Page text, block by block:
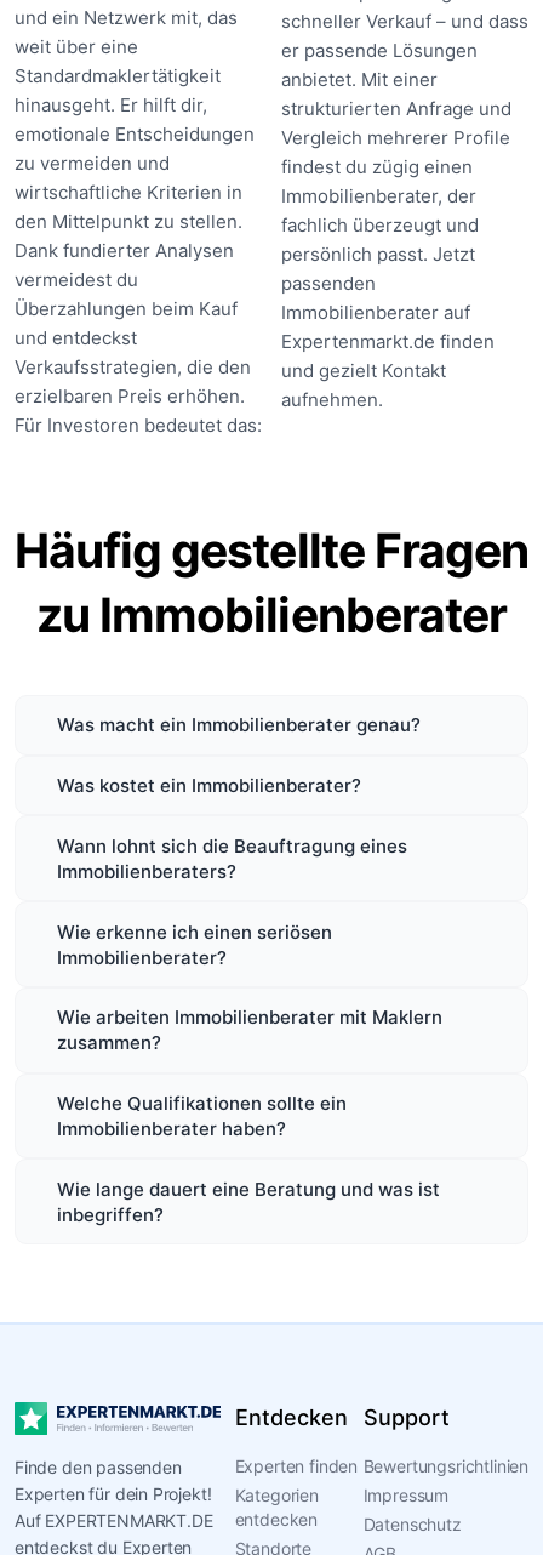
und ein Netzwerk mit, das
weit über eine
Standardmaklertätigkeit
hinausgeht. Er hilft dir,
emotionale Entscheidungen
zu vermeiden und
wirtschaftliche Kriterien in
den Mittelpunkt zu stellen.
Dank fundierter Analysen
vermeidest du
Überzahlungen beim Kauf
und entdeckst
Verkaufsstrategien, die den
erzielbaren Preis erhöhen.
Für Investoren bedeutet das:
schneller Verkauf – und dass
er passende Lösungen
anbietet. Mit einer
strukturierten Anfrage und
Vergleich mehrerer Profile
findest du zügig einen
Immobilienberater, der
fachlich überzeugt und
persönlich passt. Jetzt
passenden
Immobilienberater auf
Expertenmarkt.de finden
und gezielt Kontakt
aufnehmen.
Häufig gestellte Fragen
zu Immobilienberater
Was macht ein Immobilienberater genau?
Was kostet ein Immobilienberater?
Wann lohnt sich die Beauftragung eines
Immobilienberaters?
Wie erkenne ich einen seriösen
Immobilienberater?
Wie arbeiten Immobilienberater mit Maklern
zusammen?
Welche Qualifikationen sollte ein
Immobilienberater haben?
Wie lange dauert eine Beratung und was ist
inbegriffen?
Finde den passenden
Experten für dein Projekt!
Auf EXPERTENMARKT.DE
entdeckst du Experten
Entdecken
Experten finden
Kategorien
entdecken
Standorte
Support
Bewertungsrichtlinien
Impressum
Datenschutz